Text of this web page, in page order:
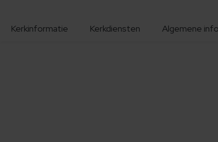
Kerkinformatie Kerkdiensten Algemene